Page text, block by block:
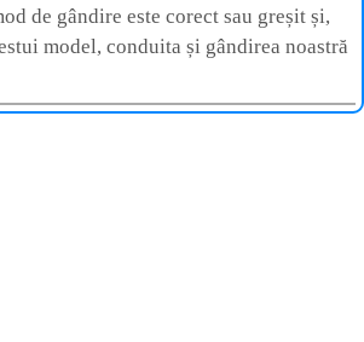
de gândire este corect sau greșit și,
model, conduita și gândirea noastră